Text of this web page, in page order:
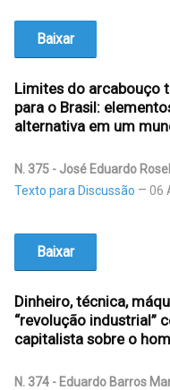
Baixar
Limites do arcabouço
para o Brasil:
alternativa em um
N. 375 - José Eduardo
Texto para Discussão
06
Baixar
Dinheiro, técnica,
“revolução industrial”
capitalista sobre o
N. 374 - Eduardo Barros